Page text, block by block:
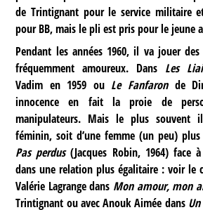
de Trintignant pour le service militaire
pour BB, mais le pli est pris pour le jeune
Pendant les années 1960, il va jouer
fréquemment amoureux. Dans Les
Vadim en 1959 ou Le Fanfaronde
innocence en fait la proie de
manipulateurs. Mais le plus souvent
féminin, soit d’une femme (un peu) plus
Pas perdus(Jacques Robin, 1964) face
dans une relation plus égalitaire : voir le
Valérie Lagrange dans Mon amour, mon
Trintignant ou avec Anouk Aimée dans